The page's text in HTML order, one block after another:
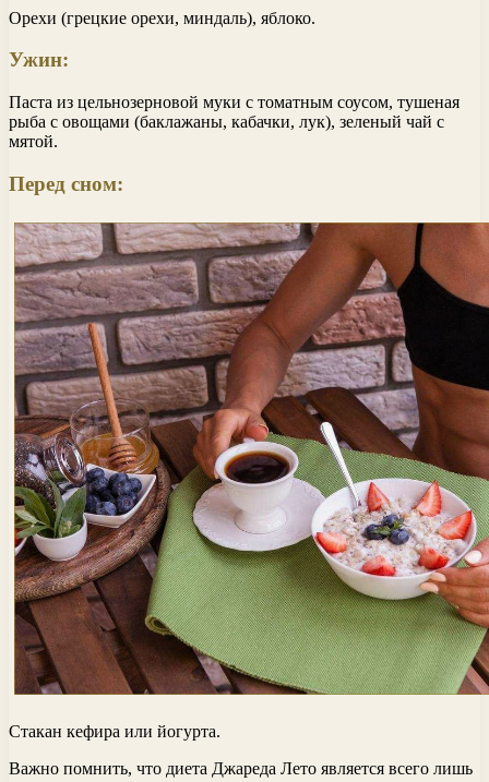
Орехи (грецкие орехи, миндаль), яблоко.
Ужин:
Паста из цельнозерновой муки с томатным соусом, тушеная
рыба с овощами (баклажаны, кабачки, лук), зеленый чай с
мятой.
Перед сном:
Стакан кефира или йогурта.
Важно помнить, что диета Джареда Лето является всего лишь